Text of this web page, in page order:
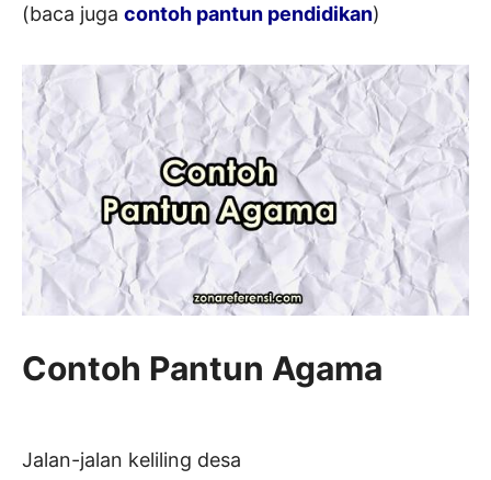
(baca juga contoh pantun pendidikan)
Contoh Pantun Agama
Jalan-jalan keliling desa